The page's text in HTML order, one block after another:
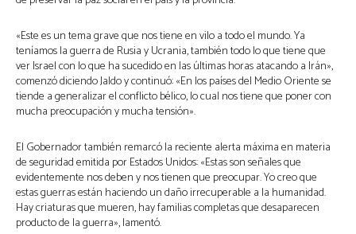
«Este es un tema grave que nos tiene en vilo a todo el mundo. Ya
teníamos la guerra de Rusia y Ucrania, también todo lo que tiene que
ver Israel con lo que ha sucedido en las últimas horas atacando a Irán»,
comenzó diciendo Jaldo y continuó: «En los países del Medio Oriente se
tiende a generalizar el conflicto bélico, lo cual nos tiene que poner con
mucha preocupación y mucha tensión».
El Gobernador también remarcó la reciente alerta máxima en materia
de seguridad emitida por Estados Unidos: «Estas son señales que
evidentemente nos deben y nos tienen que preocupar. Yo creo que
estas guerras están haciendo un daño irrecuperable a la humanidad.
Hay criaturas que mueren, hay familias completas que desaparecen
producto de la guerra», lamentó.